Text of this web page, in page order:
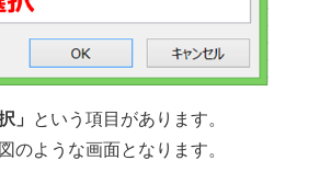
」 という項目があります。
のような画面となります。